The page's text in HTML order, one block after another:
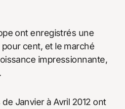
ont enregistrés une
cent, et le marché
impressionnante,
Janvier à Avril 2012 ont